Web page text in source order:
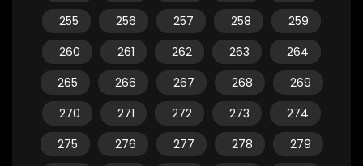
255
256 257 258
259
260
261 262 263
264
265
266 267 268
269
270
271 272 273
274
275
276 277 278
279